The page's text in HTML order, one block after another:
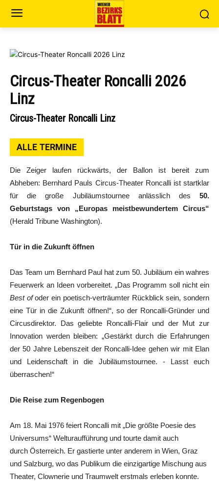
Circus-Theater Roncalli 2026
Linz
Circus-Theater Roncalli Linz
ALLE TERMINE
Die Zeiger laufen rückwärts, der Ballon ist bereit zum
Abheben: Bernhard Pauls Circus-Theater Roncalli ist startklar
für die große Jubiläumstournee anlässlich des 50.
Geburtstags von „Europas meistbewundertem Circus“
(Herald Tribune Washington).
Tür in die Zukunft öffnen
Das Team um Bernhard Paul hat zum 50. Jubiläum ein wahres
Feuerwerk an Ideen vorbereitet. „Das Programm soll nicht ein
Best ofoder ein poetisch-verträumter Rückblick sein, sondern
eine Tür in die Zukunft öffnen!“, so der Roncalli-Gründer und
Circusdirektor. Das geliebte Roncalli-Flair und der Mut zur
Innovation werden bleiben: „Gestärkt durch die Erfahrungen
der 50 Jahre Lebenszeit der Roncalli-Idee gehen wir mit Elan
und Leidenschaft in die Jubiläumstournee. - Lasst euch
überraschen!“
Die Reise zum Regenbogen
Am 18. Mai 1976 feiert Roncalli mit „Die größte Poesie des
Universums“ Welturaufführung und tourte damit auch
durch Österreich. Er gastierte unter anderem in Wien, Graz
und Salzburg, wo das Publikum die einzigartige Mischung aus
Theater, Clownerie und Traumwelt erstmals erleben konnte.